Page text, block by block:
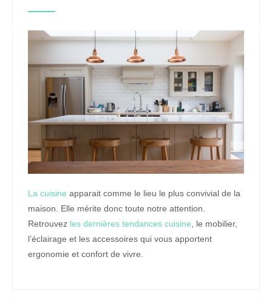
La cuisine apparait comme le lieu le plus convivial de la
maison. Elle mérite donc toute notre attention.
Retrouvez les dernières tendances cuisine, le mobilier,
l’éclairage et les accessoires qui vous apportent
ergonomie et confort de vivre.